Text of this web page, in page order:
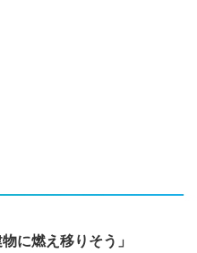
に燃え移りそう」